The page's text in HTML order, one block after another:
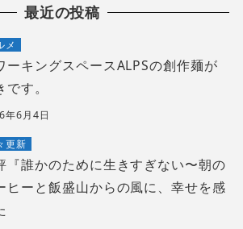
最近の投稿
メ
ーキングスペースALPSの創作麺が
です。
年6月4日
更新
『誰かのために生きすぎない〜朝の
ヒーと飯盛山からの風に、幸せを感